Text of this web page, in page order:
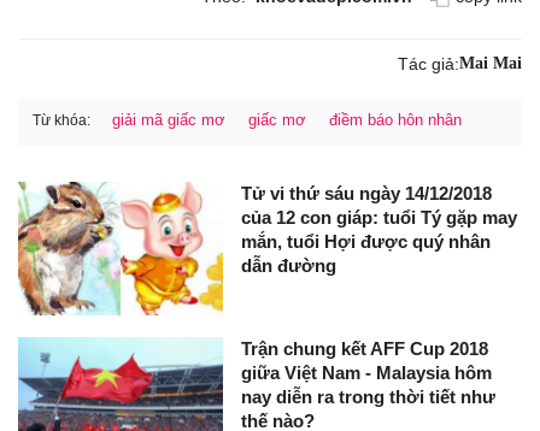
Tác giả:Mai Mai
Từ khóa: giải mã giấc mơ giấc mơ điềm báo hôn nhân
Tử vi thứ sáu ngày 14/12/2018
của 12 con giáp: tuổi Tý gặp may
mắn, tuổi Hợi được quý nhân
dẫn đường
Trận chung kết AFF Cup 2018
giữa Việt Nam - Malaysia hôm
nay diễn ra trong thời tiết như
thế nào?